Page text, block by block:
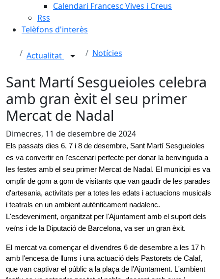
Calendari Francesc Vives i Creus
Rss
Telèfons d'interès
Actualitat Notícies
Sant Martí Sesgueioles celebra
amb gran èxit el seu primer
Mercat de Nadal
Dimecres, 11 de desembre de 2024
Els passats dies 6, 7 i 8 de desembre, Sant Martí Sesgueioles
es va convertir en l'escenari perfecte per donar la benvinguda a
les festes amb el seu primer Mercat de Nadal. El municipi es va
omplir de gom a gom de visitants que van gaudir de les parades
d'artesania, activitats per a totes les edats i actuacions musicals
i teatrals en un ambient autènticament nadalenc.
L'esdeveniment, organitzat per l'Ajuntament amb el suport dels
veïns i de la Diputació de Barcelona, va ser un gran èxit.
El mercat va començar el divendres 6 de desembre a les 17 h
amb l'encesa de llums i una actuació dels Pastorets de Calaf,
que van captivar el públic a la plaça de l'Ajuntament. L'ambient